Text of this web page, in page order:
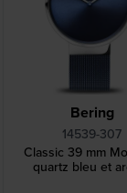
Bering
14539-307
Classic 39 mm
quartz bleu et